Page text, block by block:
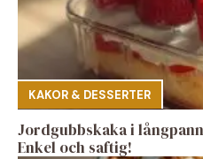
KAKOR & DESSERTER
Jordgubbskaka i
Enkel och saftig!